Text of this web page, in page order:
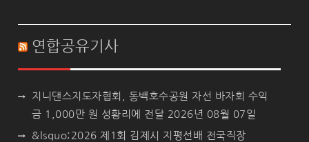
연합공유기사
지니댄스지도자협회, 동백호수공원 자선 바자회 수익
금 1,000만 원 성황리에 전달 2026년 08월 07일
&lsquo;2026 제1회 김제시 지평선배 전국직장